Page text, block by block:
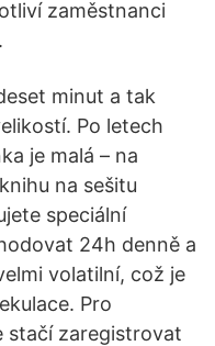
zaměstnanci
minut a tak
Po letech
je malá – na
na sešitu
speciální
24h denně a
volatilní, což je
Pro
stačí zaregistrovat